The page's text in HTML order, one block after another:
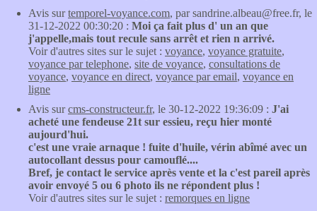
Avis surtemporel-voyance.com, par sandrine.albeau@free.fr, le
31-12-2022 00:30:20 : Moi ça fait plus d' un an que
j'appelle,mais tout recule sans arrêt et rien n arrivé.
Voir d'autres sites sur le sujet : voyance, voyance gratuite,
voyance par telephone, site de voyance, consultations de
voyance, voyance en direct, voyance par email, voyance en
ligne
Avis surcms-constructeur.fr, le 30-12-2022 19:36:09 : J'ai
acheté une fendeuse 21t sur essieu, reçu hier monté
aujourd'hui.
c'est une vraie arnaque ! fuite d'huile, vérin abîmé avec un
autocollant dessus pour camouflé....
Bref, je contact le service après vente et la c'est pareil après
avoir envoyé 5 ou 6 photo ils ne répondent plus !
Voir d'autres sites sur le sujet : remorques en ligne